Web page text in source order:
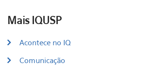
Mais IQUSP
Acontece no IQ
Comunicação